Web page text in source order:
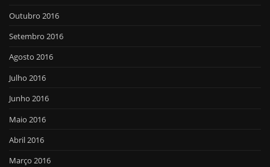
Outubro 2016
Setembro 2016
Agosto 2016
Julho 2016
Junho 2016
Maio 2016
Abril 2016
Março 2016